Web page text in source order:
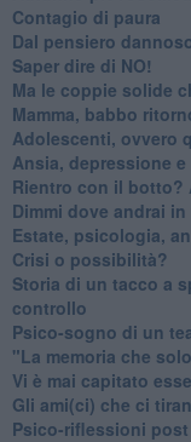
​Contagio di paura
​Dal pensiero
​Saper dire di NO!
​Ma le coppie solide
​Mamma, babbo
Adolescenti, ovvero
Ansia, depressione
​Rientro con il botto?
Dimmi dove andrai
​Estate, psicologia,
​Crisi o possibilità?
​Storia di un tacco a
controllo
​Psico-sogno di un
"La memoria che
​Vi è mai capitato
​Gli ami(ci) che ci
Psico-riflessioni